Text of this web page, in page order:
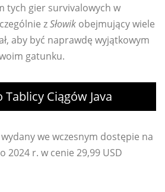
tych gier survivalowych w
zSłowik obejmujący wiele
aby być naprawdę wyjątkowym
gatunku.
Tablicy Ciągów Java
we wczesnym dostępie na
2024 r. w cenie 29,99 USD